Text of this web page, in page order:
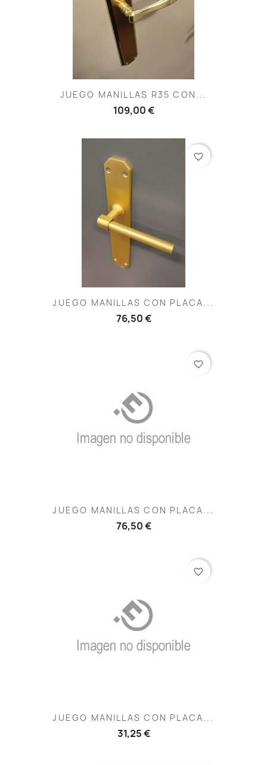
JUEGO MANILLAS R35 CON...
109,00 €
JUEGO MANILLAS CON PLACA...
76,50 €
favorite_border
JUEGO MANILLAS CON PLACA...
76,50 €
favorite_border
JUEGO MANILLAS CON PLACA...
31,25 €
favorite_border